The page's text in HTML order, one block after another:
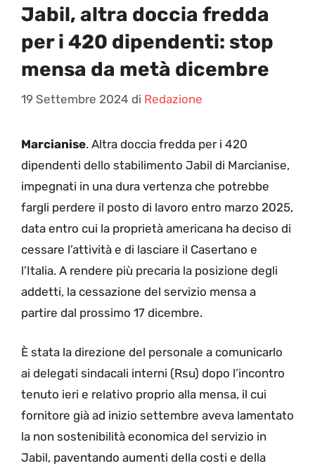
Jabil, altra doccia fredda
per i 420 dipendenti: stop
mensa da metà dicembre
19 Settembre 2024 di Redazione
Marcianise. Altra doccia fredda per i 420
dipendenti dello stabilimento Jabil di Marcianise,
impegnati in una dura vertenza che potrebbe
fargli perdere il posto di lavoro entro marzo 2025,
data entro cui la proprietà americana ha deciso di
cessare l’attività e di lasciare il Casertano e
l’Italia. A rendere più precaria la posizione degli
addetti, la cessazione del servizio mensa a
partire dal prossimo 17 dicembre.
È stata la direzione del personale a comunicarlo
ai delegati sindacali interni (Rsu) dopo l’incontro
tenuto ieri e relativo proprio alla mensa, il cui
fornitore già ad inizio settembre aveva lamentato
la non sostenibilità economica del servizio in
Jabil, paventando aumenti della costi e della